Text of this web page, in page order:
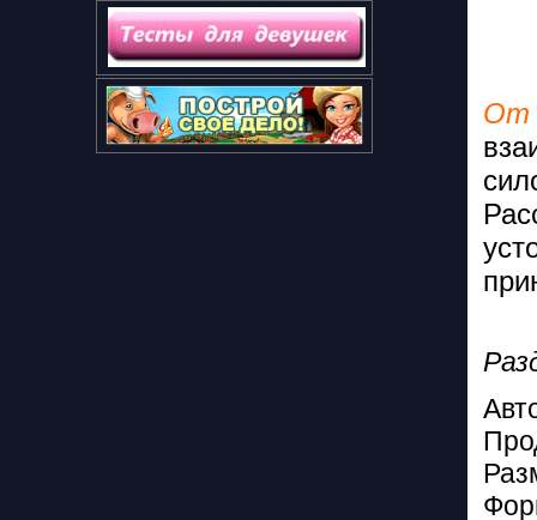
От